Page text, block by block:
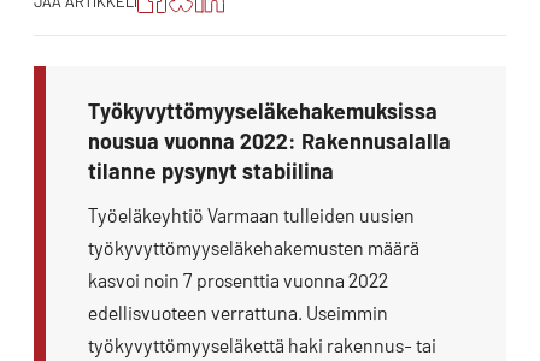
artikkeli
Facebookissa
artikkeli
Blueskyssa
Jaa
artikkeli
Työkyvyttömyyseläkehakemuksissa
nousua vuonna 2022: Rakennusalalla
tilanne pysynyt stabiilina
Työeläkeyhtiö Varmaan tulleiden uusien
työkyvyttömyyseläkehakemusten määrä
kasvoi noin 7 prosenttia vuonna 2022
edellisvuoteen verrattuna. Useimmin
työkyvyttömyyseläkettä haki rakennus- tai